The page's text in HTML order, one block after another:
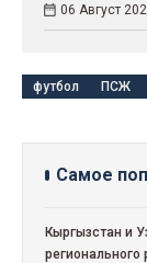
06 Август
футбол ПСЖ
Самое
Кыргызстан и
регионального